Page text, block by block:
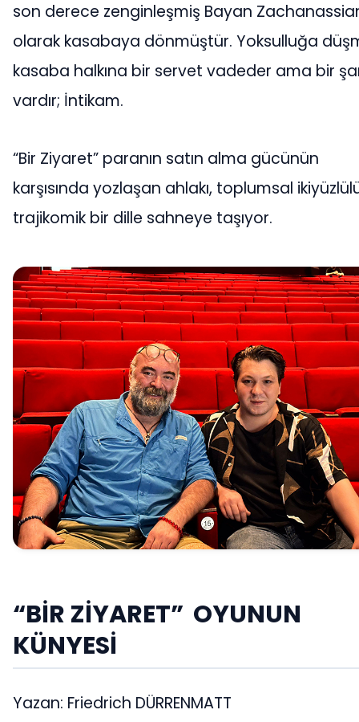
son derece zenginleşmiş Bayan
olarak kasabaya dönmüştür. Yoksulluğa
kasaba halkına bir servet vadeder ama bir
vardır; İntikam.
“Bir Ziyaret” paranın satın alma gücünün
karşısında yozlaşan ahlakı, toplumsal
trajikomik bir dille sahneye taşıyor.
“BİR ZİYARET” OYUNUN
KÜNYESİ
Yazan: Friedrich DÜRRENMATT